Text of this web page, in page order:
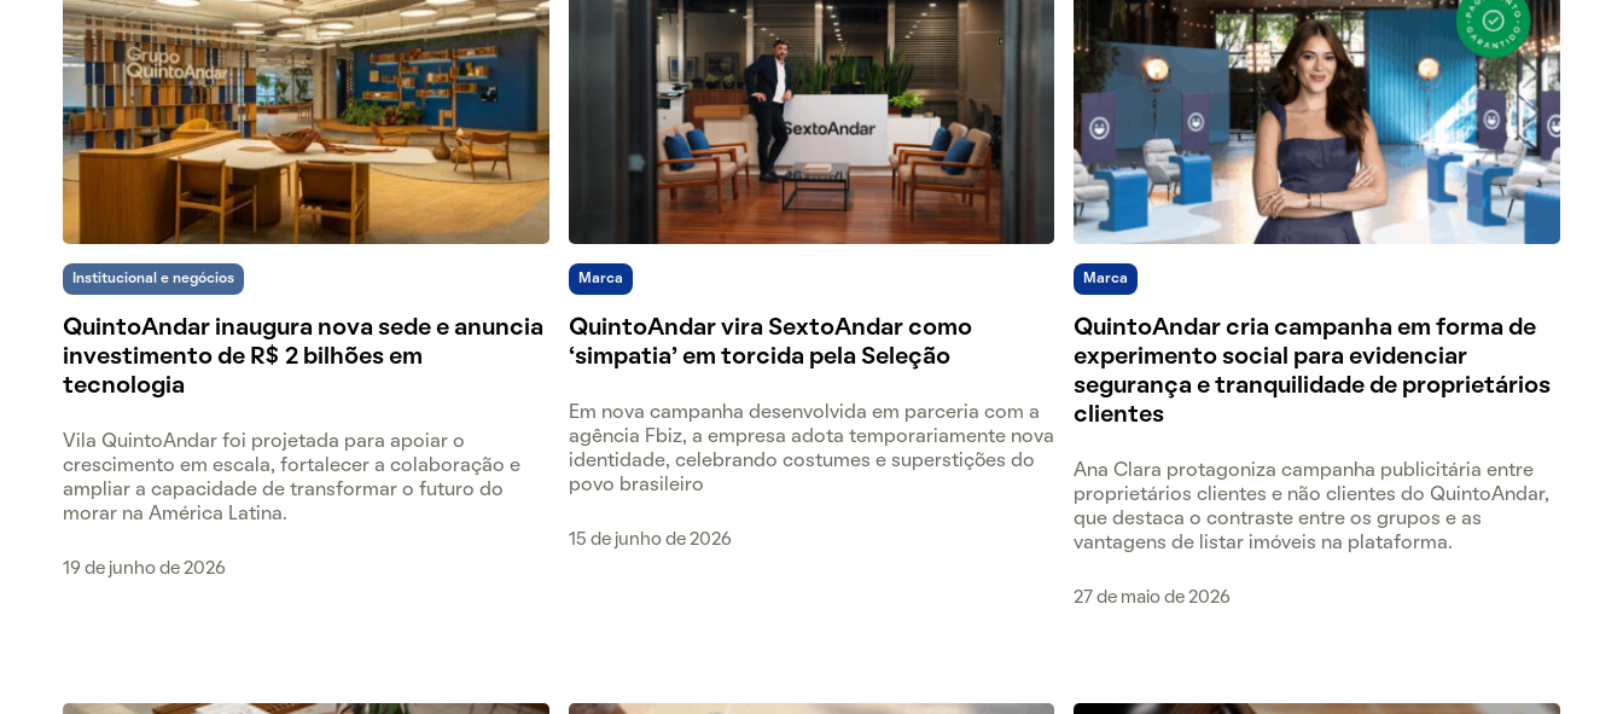
Institucional e negócios
QuintoAndar inaugura nova sede e anuncia
investimento de R$ 2 bilhões em
tecnologia
Vila QuintoAndar foi projetada para apoiar o
crescimento em escala, fortalecer a colaboração e
ampliar a capacidade de transformar o futuro do
morar na América Latina.
19 de junho de 2026
Marca
QuintoAndar vira SextoAndar como
‘simpatia’ em torcida pela Seleção
Em nova campanha desenvolvida em parceria com a
agência Fbiz, a empresa adota temporariamente nova
identidade, celebrando costumes e superstições do
povo brasileiro
15 de junho de 2026
Marca
QuintoAndar cria campanha em forma de
experimento social para evidenciar
segurança e tranquilidade de proprietários
clientes
Ana Clara protagoniza campanha publicitária entre
proprietários clientes e não clientes do QuintoAndar,
que destaca o contraste entre os grupos e as
vantagens de listar imóveis na plataforma.
27 de maio de 2026